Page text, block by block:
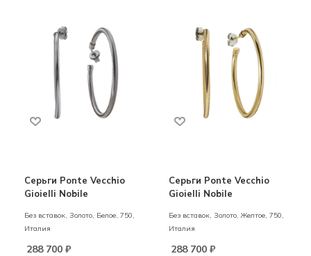
Серьги Ponte Vecchio
Gioielli Nobile
Без вставок, Золото, Белое, 750,
Италия
288 700 ₽
Серьги Ponte Vecchio
Gioielli Nobile
Без вставок, Золото, Желтое, 750,
Италия
288 700₽